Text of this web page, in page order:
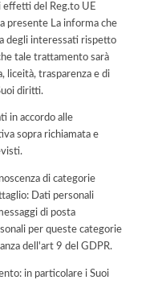
effetti del Reg.to UE
presente La informa che
degli interessati rispetto
tale trattamento sarà
liceità, trasparenza e di
diritti.
in accordo alle
sopra richiamata e
di categorie
Dati personali
di posta
per queste categorie
dell'art 9 del GDPR.
in particolare i Suoi